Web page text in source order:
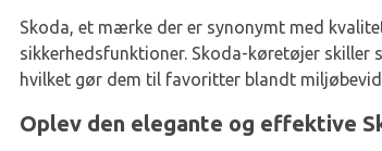
Skoda, et mærke der er synonymt med
sikkerhedsfunktioner. Skoda-køretøjer
hvilket gør dem til favoritter blandt
Oplev den elegante og effektive